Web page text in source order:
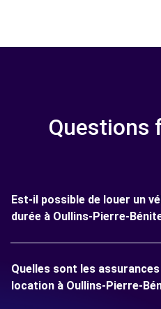
Questions
Est-il possible de louer un
durée à Oullins-Pierre-
Quelles sont les
location à Oullins-Pierre-